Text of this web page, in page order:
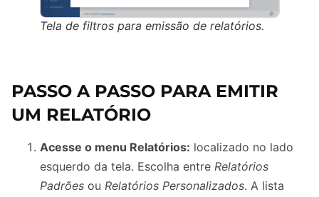
Tela de filtros para emissão de relatórios.
PASSO A PASSO PARA EMITIR
UM RELATÓRIO
Acesse o menu Relatórios: localizado no lado
esquerdo da tela. Escolha entre Relatórios
Padrões ou Relatórios Personalizados. A lista